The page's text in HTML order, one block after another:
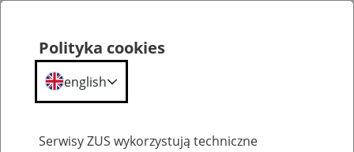
Polityka cookies
english
Serwisy ZUS wykorzystują techniczne